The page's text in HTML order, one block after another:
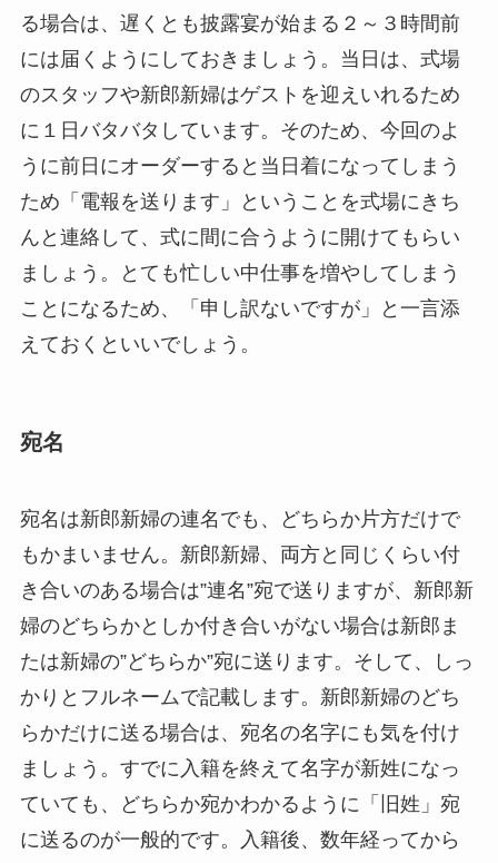
る場合は、遅くとも披露宴が始まる２～３時間前
には届くようにしておきましょう。当日は、式場
のスタッフや新郎新婦はゲストを迎えいれるため
に１日バタバタしています。そのため、今回のよ
うに前日にオーダーすると当日着になってしまう
ため「電報を送ります」ということを式場にきち
んと連絡して、式に間に合うように開けてもらい
ましょう。とても忙しい中仕事を増やしてしまう
ことになるため、「申し訳ないですが」と一言添
えておくといいでしょう。
宛名
宛名は新郎新婦の連名でも、どちらか片方だけで
もかまいません。新郎新婦、両方と同じくらい付
き合いのある場合は”連名”宛で送りますが、新郎新
婦のどちらかとしか付き合いがない場合は新郎ま
たは新婦の”どちらか”宛に送ります。そして、しっ
かりとフルネームで記載します。新郎新婦のどち
らかだけに送る場合は、宛名の名字にも気を付け
ましょう。すでに入籍を終えて名字が新姓になっ
ていても、どちらか宛かわかるように「旧姓」宛
に送るのが一般的です。入籍後、数年経ってから